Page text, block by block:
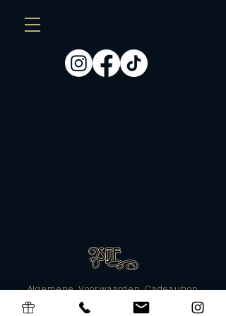
Algemene Voorwaarden Cadeaubon